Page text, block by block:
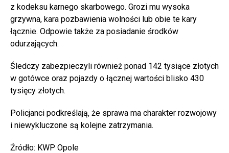
z kodeksu karnego skarbowego. Grozi mu wysoka
grzywna, kara pozbawienia wolności lub obie te kary
łącznie. Odpowie także za posiadanie środków
odurzających.
Śledczy zabezpieczyli również ponad 142 tysiące złotych
w gotówce oraz pojazdy o łącznej wartości blisko 430
tysięcy złotych.
Policjanci podkreślają, że sprawa ma charakter rozwojowy
i niewykluczone są kolejne zatrzymania.
Źródło: KWP Opole